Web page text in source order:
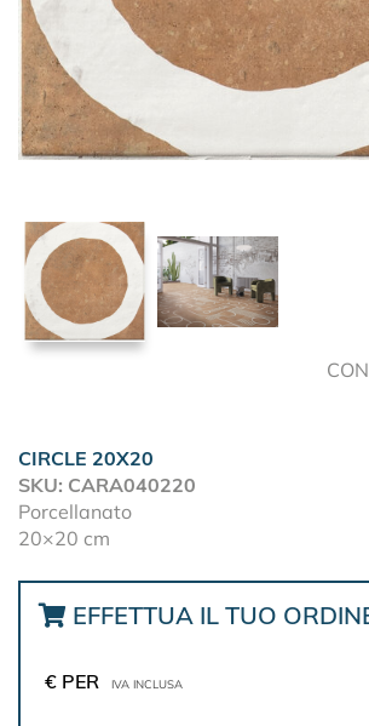
CIRCLE 20X20
SKU: CARA040220
Porcellanato
20×20 cm
EFFETTUA IL TUO
€ PER IVA INCLUSA